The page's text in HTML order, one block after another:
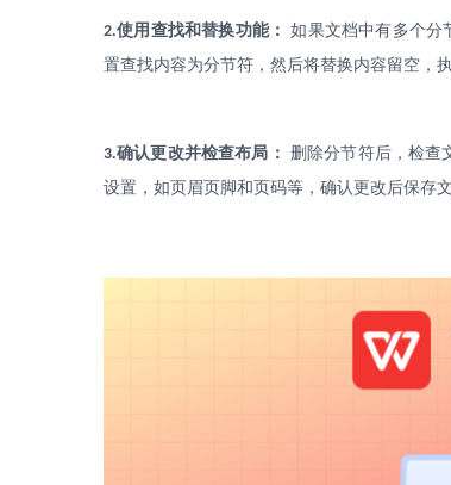
2.使用查找和替换功能： 如果文档中有多个分
置查找内容为分节符，然后将替换内容留空，
3.确认更改并检查布局： 删除分节符后，检查
设置，如页眉页脚和页码等，确认更改后保存文